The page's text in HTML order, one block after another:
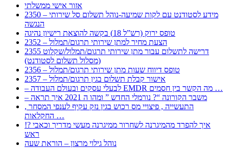
אזור אישי ממשלתי
2350 – מידע לסטודנט עם לקות שמיעה-נוהל תשלום סל שירותי
הנגשה
טופס ירוק (רש”ל 18) בקשה להוצאת רישיון נהיגה
2352 – הצעת מחיר למתן שירותי תרגום/תמלול
2355 דרישה לתשלום עבור מתן שירותי תרגום/תמלול/שקלוט
(מסלול תשלום לסטודנט)
2356 – טופס דיווח שעות מתן שירותי תרגום/תמלול
2357 – אישור קבלת תשלום בגין תרגום/תמלול
– לבעלי עסקים ובעולם העבודה EMDR מה הקשר בין חסמים …
– משבר הקורונה “? נורמלי החדש ” ומהו ה 2021 איך תראה
, התעשייה , פיצויי מס רכוש בגין נזק עקיף לענפי המסחר
החקלאות …
!? איך להפרד מהמיגרנה לשחרור ממיגרנה מעשי מדריך וכאבי
ראש
נוהל גילוי מרצון – הוראת שעה